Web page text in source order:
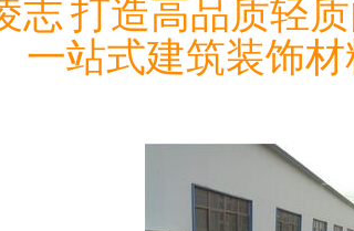
志 打造高品质轻
一站式建筑装饰